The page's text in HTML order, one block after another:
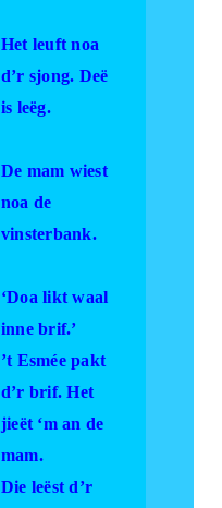
Het leuft noa
d’r sjong. Deë
is leëg.
De mam wiest
noa de
vinsterbank.
‘Doa likt waal
inne brif.’
’t Esmée pakt
d’r brif. Het
jieët ‘m an de
mam.
Die leëst d’r